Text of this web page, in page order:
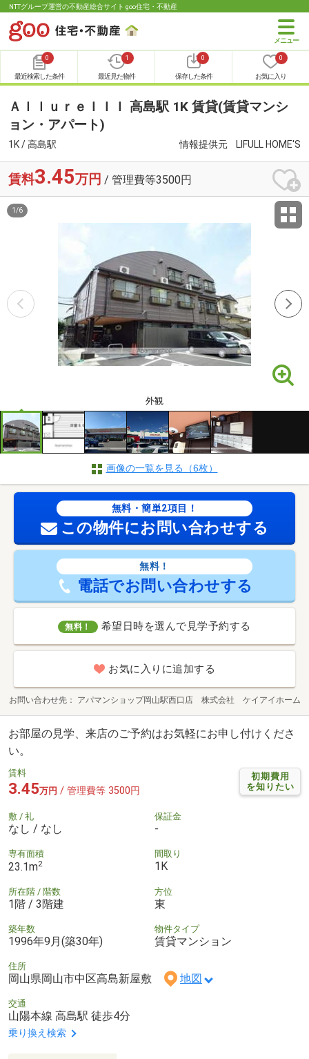
NTTグループ運営の不動産総合サイト goo住宅・不動産
0
最近検索した条件
1
最近見た物件
0
保存した条件
0
お気に入り
ＡｌｌｕｒｅＩＩＩ 高島駅 1K 賃貸(賃貸マンシ
ョン・アパート)
1K / 高島駅 情報提供元 LIFULL HOME'S
賃料3.45万円 / 管理費等3500円
外観
1 /6
画像の一覧を見る（6枚）
無料・簡単2項目！
この物件にお問い合わせする
無料！
電話でお問い合わせする
無料！ 希望日時を選んで見学予約する
お気に入りに追加する
お問い合わせ先 アパマンショップ岡山駅西口店 株式会社 ケイアイホーム
お部屋の見学、来店のご予約はお気軽にお申し付けくださ
い。
初期費用
を知りたい
賃料
3.45万円 / 管理費等 3500円
敷 / 礼
なし / なし
保証金
-
専有面積
23.1m2
間取り
1K
所在階 / 階数
1階 / 3階建
方位
東
築年数
1996年9月(築30年)
物件タイプ
賃貸マンション
住所
岡山県岡山市中区高島新屋敷 地図
交通
山陽本線 高島駅 徒歩4分
乗り換え検索